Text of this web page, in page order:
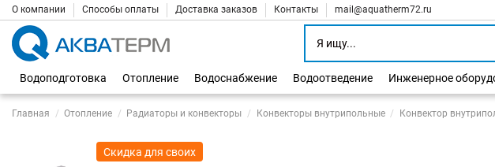
О компании Способы оплаты Доставка заказов Контакты mail@aquatherm72.ru
Водоподготовка
Отопление Водоснабжение Водоотведение Инженерное
Главная Отопление Радиаторы и конвекторы Конвекторы внутрипольные Конвектор
Скидка для своих